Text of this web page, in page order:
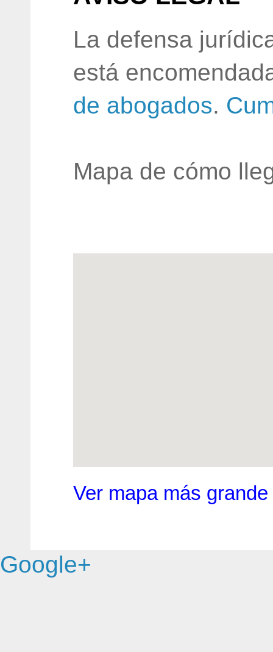
La defensa
está
de abogados.
Mapa de cómo
Ver mapa más grande
Google+